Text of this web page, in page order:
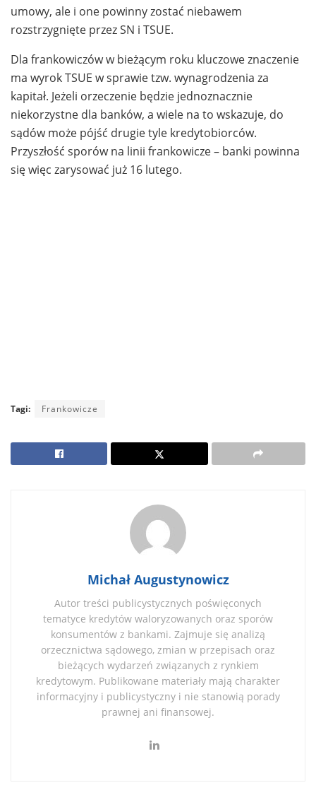
umowy, ale i one powinny zostać niebawem
rozstrzygnięte przez SN i TSUE.
Dla frankowiczów w bieżącym roku kluczowe znaczenie
ma wyrok TSUE w sprawie tzw. wynagrodzenia za
kapitał. Jeżeli orzeczenie będzie jednoznacznie
niekorzystne dla banków, a wiele na to wskazuje, do
sądów może pójść drugie tyle kredytobiorców.
Przyszłość sporów na linii frankowicze – banki powinna
się więc zarysować już 16 lutego.
Tagi: Frankowicze
Michał Augustynowicz
Autor treści publicystycznych poświęconych
tematyce kredytów waloryzowanych oraz sporów
konsumentów z bankami. Zajmuje się analizą
orzecznictwa sądowego, zmian w przepisach oraz
bieżących wydarzeń związanych z rynkiem
kredytowym. Publikowane materiały mają charakter
informacyjny i publicystyczny i nie stanowią porady
prawnej ani finansowej.